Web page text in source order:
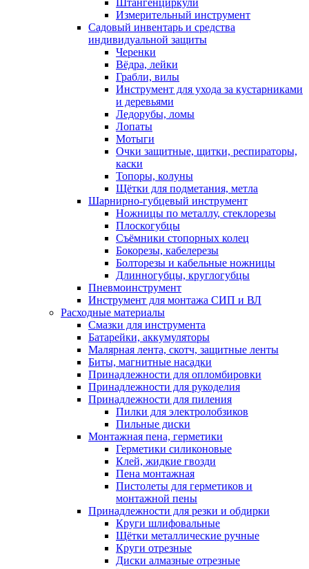
Штангенциркули
Измерительный инструмент
Садовый инвентарь и средства
индивидуальной защиты
Черенки
Вёдра, лейки
Грабли, вилы
Инструмент для ухода за кустарниками
и деревьями
Ледорубы, ломы
Лопаты
Мотыги
Очки защитные, щитки, респираторы,
каски
Топоры, колуны
Щётки для подметания, метла
Шарнирно-губцевый инструмент
Ножницы по металлу, стеклорезы
Плоскогубцы
Съёмники стопорных колец
Бокорезы, кабелерезы
Болторезы и кабельные ножницы
Длинногубцы, круглогубцы
Пневмоинструмент
Инструмент для монтажа СИП и ВЛ
Расходные материалы
Смазки для инструмента
Батарейки, аккумуляторы
Малярная лента, скотч, защитные ленты
Биты, магнитные насадки
Принадлежности для опломбировки
Принадлежности для рукоделия
Принадлежности для пиления
Пилки для электролобзиков
Пильные диски
Монтажная пена, герметики
Герметики силиконовые
Клей, жидкие гвозди
Пена монтажная
Пистолеты для герметиков и
монтажной пены
Принадлежности для резки и обдирки
Круги шлифовальные
Щётки металлические ручные
Круги отрезные
Диски алмазные отрезные